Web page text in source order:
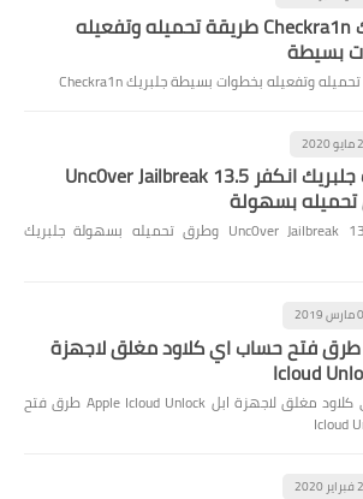
جلبريك Checkra1n طريقة تحميله وتفعيله
بسيطة
تحديث جلبريك انكفر Unc0ver Jailbreak 13.5
بسهولة
تحديث جلبريك انكفر Unc0ver Jailbreak 13.5 وطرق تحميله بسهولة جلبريك
فتح حساب اي كلاود مغلق لاجهزة
افضل طرق فتح حساب اي كلاود مغلق لاجهزة ابل Apple Icloud Unlock طرق فتح